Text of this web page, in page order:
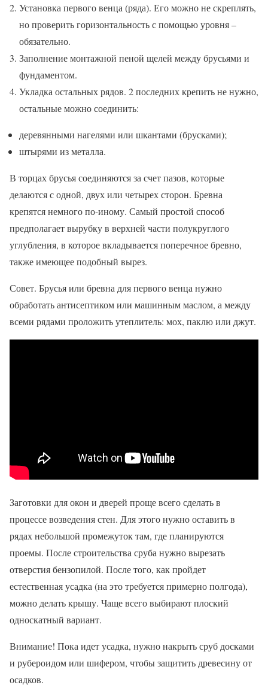
Установка первого венца (ряда). Его можно не скреплять,
но проверить горизонтальность с помощью уровня –
обязательно.
Заполнение монтажной пеной щелей между брусьями и
фундаментом.
Укладка остальных рядов. 2 последних крепить не нужно,
остальные можно соединить:
деревянными нагелями или шкантами (брусками);
штырями из металла.
В торцах брусья соединяются за счет пазов, которые
делаются с одной, двух или четырех сторон. Бревна
крепятся немного по-иному. Самый простой способ
предполагает вырубку в верхней части полукруглого
углубления, в которое вкладывается поперечное бревно,
также имеющее подобный вырез.
Совет. Брусья или бревна для первого венца нужно
обработать антисептиком или машинным маслом, а между
всеми рядами проложить утеплитель: мох, паклю или джут.
Заготовки для окон и дверей проще всего сделать в
процессе возведения стен. Для этого нужно оставить в
рядах небольшой промежуток там, где планируются
проемы. После строительства сруба нужно вырезать
отверстия бензопилой. После того, как пройдет
естественная усадка (на это требуется примерно полгода),
можно делать крышу. Чаще всего выбирают плоский
односкатный вариант.
Внимание! Пока идет усадка, нужно накрыть сруб досками
и рубероидом или шифером, чтобы защитить древесину от
осадков.